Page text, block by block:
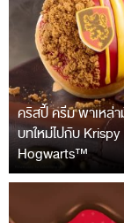
คริสปี้ ครีม พาเหล่า
บทใหม่ไปกับ
Hogwarts™